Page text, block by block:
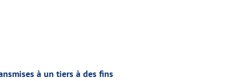
à un tiers à des fins